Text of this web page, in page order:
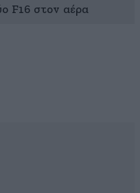
F16 στον αέρα